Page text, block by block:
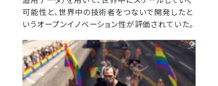
可能性と、世界中の技術者をつないで開発したと
いうオープンイノベーション性が評価されていた。